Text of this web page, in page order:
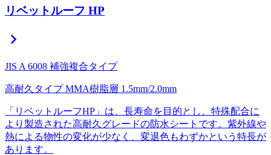
リベットルーフ HP
chevron_right
JIS A 6008 補強複合タイプ
高耐久タイプ MMA樹脂層 1.5mm/2.0mm
「リベットルーフHP」は、長寿命を目的とし、特殊配合に
より製造された高耐久グレードの防水シートです。紫外線や
熱による物性の変化が少なく、変退色もわずかという特長が
あります。